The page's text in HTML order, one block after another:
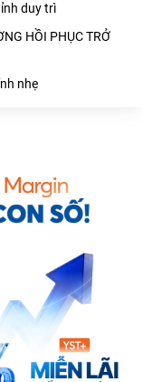
duy trì
HỒI PHỤC TRỞ
nhẹ